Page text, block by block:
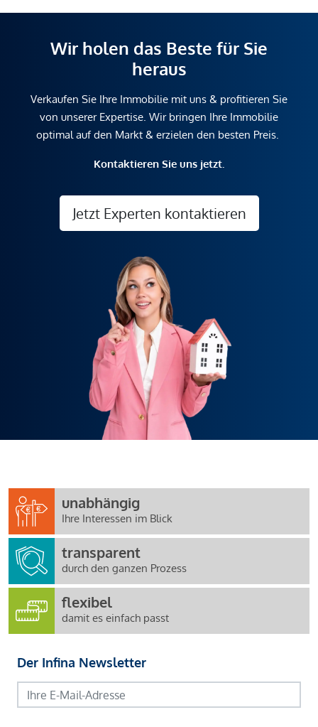
Wir holen das Beste für Sie
heraus
Verkaufen Sie Ihre Immobilie mit uns & profitieren Sie
von unserer Expertise. Wir bringen Ihre Immobilie
optimal auf den Markt & erzielen den besten Preis.
Kontaktieren Sie uns jetzt.
Jetzt Experten kontaktieren
unabhängig
Ihre Interessen im Blick
transparent
durch den ganzen Prozess
flexibel
damit es einfach passt
Der Infina Newsletter